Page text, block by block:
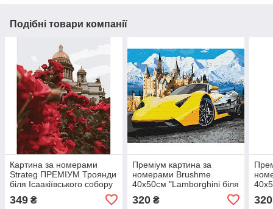
Подібні товари компанії
Картина за номерами
Strateg ПРЕМІУМ Троянди
біля Ісаакіївського собору
з лаком розміром 40х50
см (GS1241)
349 ₴
Преміум картина за
номерами Brushme
40x50см "Lamborghini біля
320₴ 320